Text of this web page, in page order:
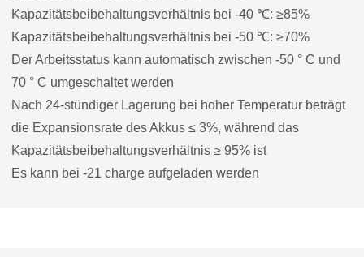
Kapazitätsbeibehaltungsverhältnis bei -40 ℃: ≥85%
Kapazitätsbeibehaltungsverhältnis bei -50 ℃: ≥70%
Der Arbeitsstatus kann automatisch zwischen -50 ° C und
70 ° C umgeschaltet werden
Nach 24-stündiger Lagerung bei hoher Temperatur beträgt
die Expansionsrate des Akkus ≤ 3%, während das
Kapazitätsbeibehaltungsverhältnis ≥ 95% ist
Es kann bei -21 charge aufgeladen werden